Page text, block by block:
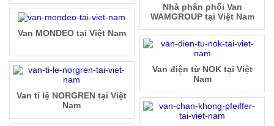
Nhà phân phối Van
WAMGROUP tại Việt Nam
Van MONDEO tại Việt Nam
Van điện từ NOK tại Việt
Nam
Van tỉ lệ NORGREN tại Việt
Nam